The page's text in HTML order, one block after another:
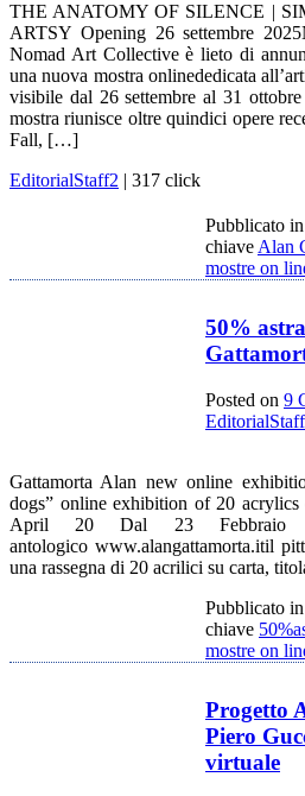
THE ANATOMY OF SILENCE |
ARTSY Opening 26 settembre
Nomad Art Collective è lieto di
una nuova mostra onlinededicata
visibile dal 26 settembre al 31
mostra riunisce oltre quindici opere
Fall, […]
EditorialStaff2 | 317 click
Gattamorta Alan new online
dogs” online exhibition of 20
April 20 Dal 23
antologico www.alangattamorta.itil
una rassegna di 20 acrilici su carta,
Pubblicato in
chiave Alan
mostre on
50%
Posted on 9
Pubblicato in
chiave
mostre on
Progetto
Piero
virtuale